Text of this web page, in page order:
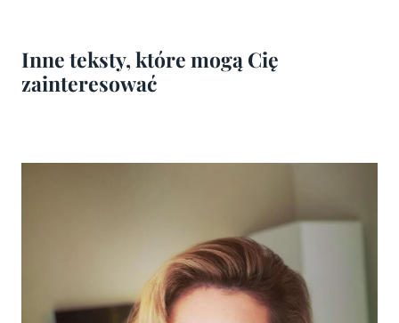
Inne teksty, które mogą Cię
zainteresować